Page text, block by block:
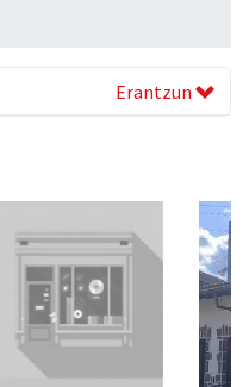
Erantzun